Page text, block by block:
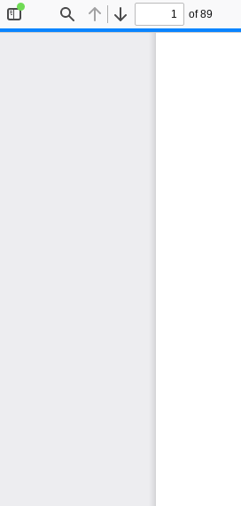
Find Previous
Next
of 89